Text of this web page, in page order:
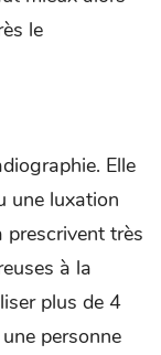
le
Elle
une luxation
prescrivent très
à la
plus de 4
personne